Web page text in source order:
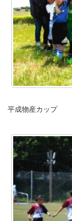
平成物産カップ